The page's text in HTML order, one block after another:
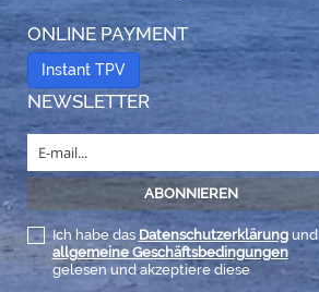
ONLINE PAYMENT
Instant TPV
NEWSLETTER
Ich habe das Datenschutzerklärungund
allgemeine Geschäftsbedingungen
gelesen und akzeptiere diese